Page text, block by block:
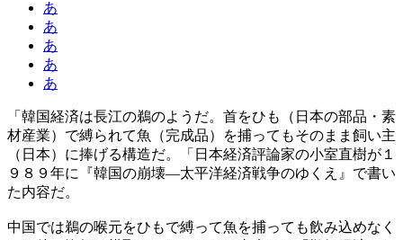
あ
あ
あ
あ
あ
「韓国経済は長江の鵜のようだ。首をひも（日本の部品・素
材産業）で縛られて魚（完成品）を捕ってもそのまま飼い主
（日本）に捧げる構造だ。「日本経済評論家の小室直樹が１
９８９年に『韓国の崩壊―太平洋経済戦争のゆくえ』で書い
た内容だ。
中国では鵜の喉元をひもで縛って魚を捕っても飲み込めなく